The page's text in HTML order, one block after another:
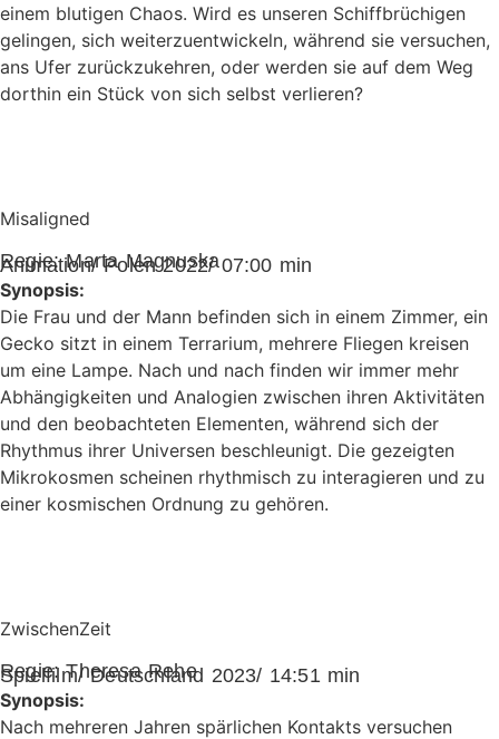
einem blutigen Chaos. Wird es unseren Schiffbrüchigen
gelingen, sich weiterzuentwickeln, während sie versuchen,
ans Ufer zurückzukehren, oder werden sie auf dem Weg
dorthin ein Stück von sich selbst verlieren?
Misaligned
Regie:Marta Magnuska
Animation/ Polen 2022/ 07:00 min
Synopsis:
Die Frau und der Mann befinden sich in einem Zimmer, ein
Gecko sitzt in einem Terrarium, mehrere Fliegen kreisen
um eine Lampe. Nach und nach finden wir immer mehr
Abhängigkeiten und Analogien zwischen ihren Aktivitäten
und den beobachteten Elementen, während sich der
Rhythmus ihrer Universen beschleunigt. Die gezeigten
Mikrokosmen scheinen rhythmisch zu interagieren und zu
einer kosmischen Ordnung zu gehören.
ZwischenZeit
Regie:Theresa Rehe
Spielfilm/ Deutschland 2023/ 14:51 min
Synopsis:
Nach mehreren Jahren spärlichen Kontakts versuchen